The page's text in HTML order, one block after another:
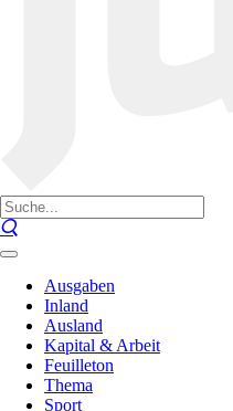
Ausgaben
Inland
Ausland
Kapital & Arbeit
Feuilleton
Thema
Sport